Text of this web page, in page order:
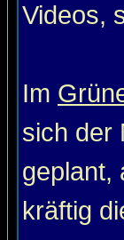
Videos,
Im
sich der
geplant,
kräftig